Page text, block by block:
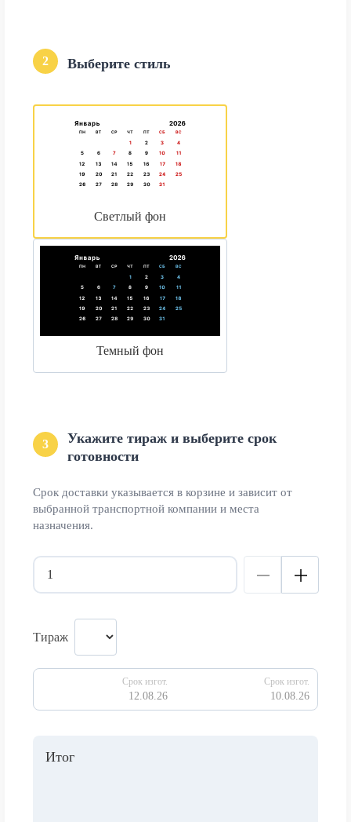
2 Выберите стиль
Светлый фон
Темный фон
3
Укажите тираж и выберите срок
готовности
Срок доставки указывается в корзине и зависит от
выбранной транспортной компании и места
назначения.
Тираж
Срок изгот.
12.08.26
Срок изгот.
10.08.26
Итог